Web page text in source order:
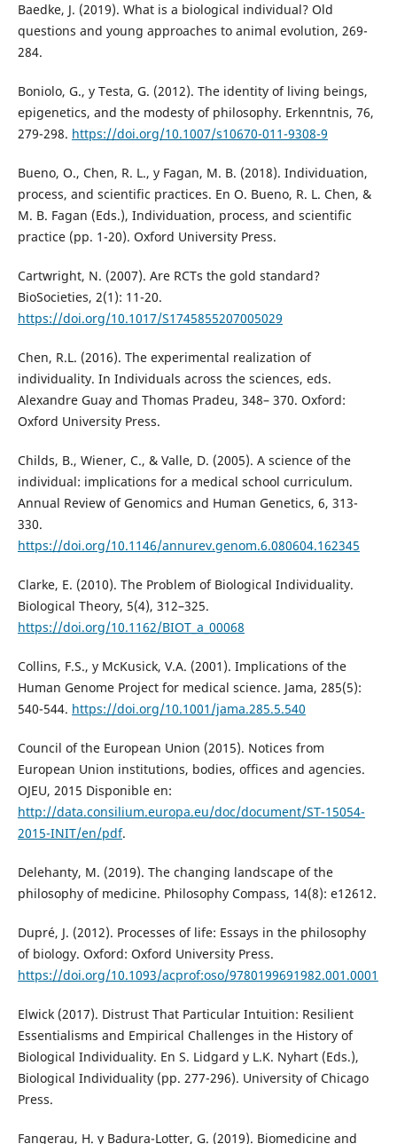
Baedke, J. (2019). What is a biological individual? Old
questions and young approaches to animal evolution, 269-
284.
Boniolo, G., y Testa, G. (2012). The identity of living beings,
epigenetics, and the modesty of philosophy. Erkenntnis, 76,
279-298. https://doi.org/10.1007/s10670-011-9308-9
Bueno, O., Chen, R. L., y Fagan, M. B. (2018). Individuation,
process, and scientific practices. En O. Bueno, R. L. Chen, &
M. B. Fagan (Eds.), Individuation, process, and scientific
practice (pp. 1-20). Oxford University Press.
Cartwright, N. (2007). Are RCTs the gold standard?
BioSocieties, 2(1): 11-20.
https://doi.org/10.1017/S1745855207005029
Chen, R.L. (2016). The experimental realization of
individuality. In Individuals across the sciences, eds.
Alexandre Guay and Thomas Pradeu, 348– 370. Oxford:
Oxford University Press.
Childs, B., Wiener, C., & Valle, D. (2005). A science of the
individual: implications for a medical school curriculum.
Annual Review of Genomics and Human Genetics, 6, 313-
330.
https://doi.org/10.1146/annurev.genom.6.080604.162345
Clarke, E. (2010). The Problem of Biological Individuality.
Biological Theory, 5(4), 312–325.
https://doi.org/10.1162/BIOT_a_00068
Collins, F.S., y McKusick, V.A. (2001). Implications of the
Human Genome Project for medical science. Jama, 285(5):
540-544. https://doi.org/10.1001/jama.285.5.540
Council of the European Union (2015). Notices from
European Union institutions, bodies, offices and agencies.
OJEU, 2015 Disponible en:
http://data.consilium.europa.eu/doc/document/ST-15054-
2015-INIT/en/pdf.
Delehanty, M. (2019). The changing landscape of the
philosophy of medicine. Philosophy Compass, 14(8): e12612.
Dupré, J. (2012). Processes of life: Essays in the philosophy
of biology. Oxford: Oxford University Press.
https://doi.org/10.1093/acprof:oso/9780199691982.001.0001
Elwick (2017). Distrust That Particular Intuition: Resilient
Essentialisms and Empirical Challenges in the History of
Biological Individuality. En S. Lidgard y L.K. Nyhart (Eds.),
Biological Individuality (pp. 277-296). University of Chicago
Press.
Fangerau, H. y Badura-Lotter, G. (2019). Biomedicine and